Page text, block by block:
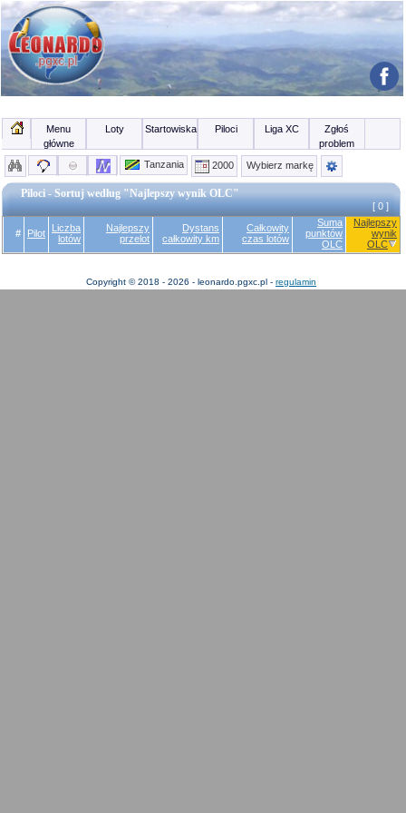
Menu
główne
Loty Startowiska Piloci Liga XC
Zgłoś
problem
Tanzania
2000 Wybierz markę
Piloci - Sortuj według "Najlepszy wynik OLC"
[ 0 ]
# Pilot
Liczba
lotów
Najlepszy
przelot
Dystans
całkowity km
Całkowity
czas lotów
Suma
punktów
OLC
Najlepszy
wynik
OLC
Copyright © 2018 - 2026 - leonardo.pgxc.pl - regulamin